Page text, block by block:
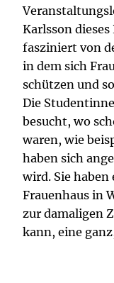
Karlsson
fasziniert von
in dem sich
schützen und
Die
besucht, wo
waren, wie
haben sich
wird. Sie haben
Frauenhaus in
zur damaligen
kann, eine